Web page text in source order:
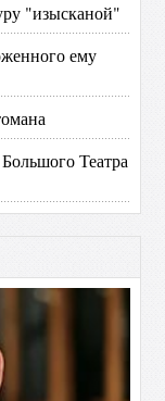
"изысканой"
ему
Театра